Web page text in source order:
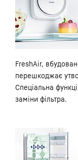
FreshAir,
перешкоджає
Спеціальна
заміни фільтра.